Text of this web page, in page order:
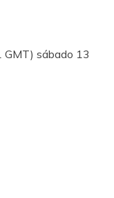
GMT) sábado 13